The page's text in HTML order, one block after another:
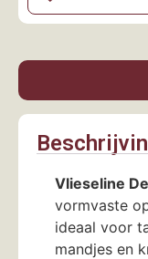
Vlieseline
vormvaste
ideaal voor
mandjes en